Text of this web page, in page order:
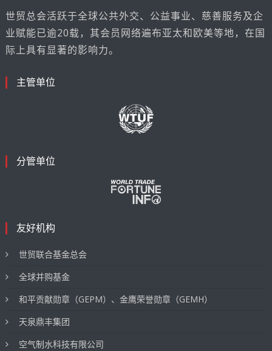
世贸总会活跃于全球公共外交、公益事业、慈善服务及企
业赋能已逾20载，其会员网络遍布亚太和欧美等地，在国
际上具有显著的影响力。
主管单位
分管单位
友好机构
世贸联合基金总会
全球并购基金
和平贡献勋章（GEPM）、金鹰荣誉勋章（GEMH）
天泉鼎丰集团
空气制水科技有限公司